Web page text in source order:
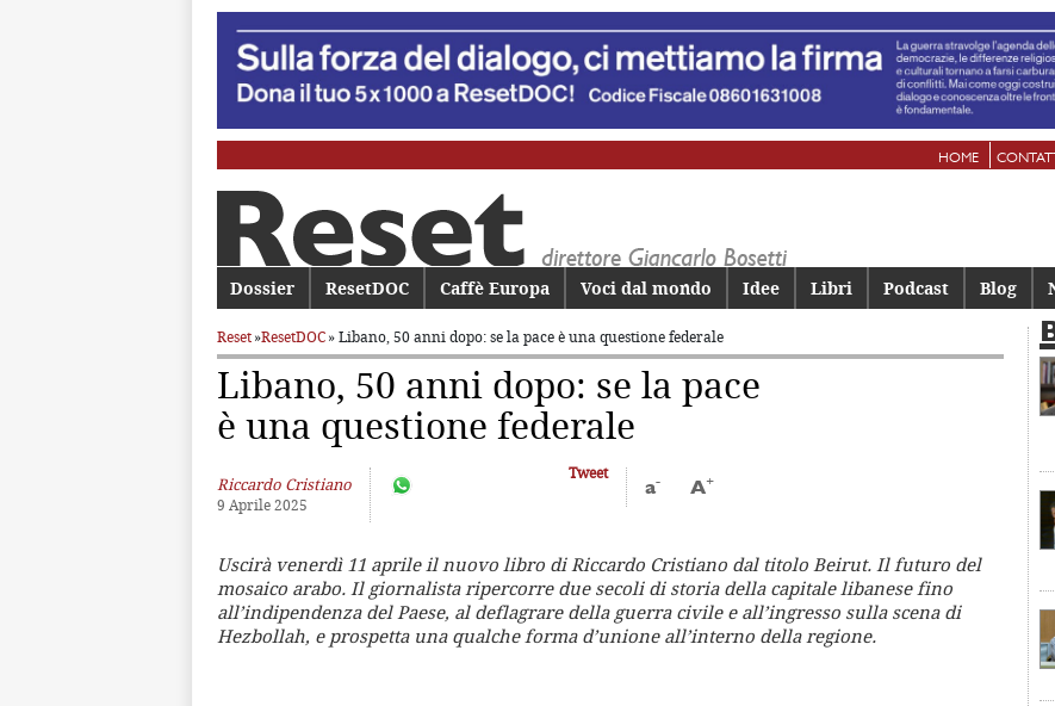
HOME
Menu principale
Vai al contenuto principale
Vai al contenuto secondario
Dossier ResetDOC Caffè Europa Voci dal mondo Idee Libri Podcast Blog
Reset»ResetDOC» Libano, 50 anni dopo: se la paceè una questione federale
Libano, 50 anni dopo: se la pace
è una questione federale
Riccardo Cristiano
9 Aprile 2025
Tweet
a- A+
Uscirà venerdì 11 aprile il nuovo libro di Riccardo Cristiano dal titolo Beirut. Il futuro del
mosaico arabo. Il giornalista ripercorre due secoli di storia della capitale libanese fino
all’indipendenza del Paese, al deflagrare della guerra civile e all’ingresso sulla scena di
Hezbollah, e prospetta una qualche forma d’unione all’interno della regione.